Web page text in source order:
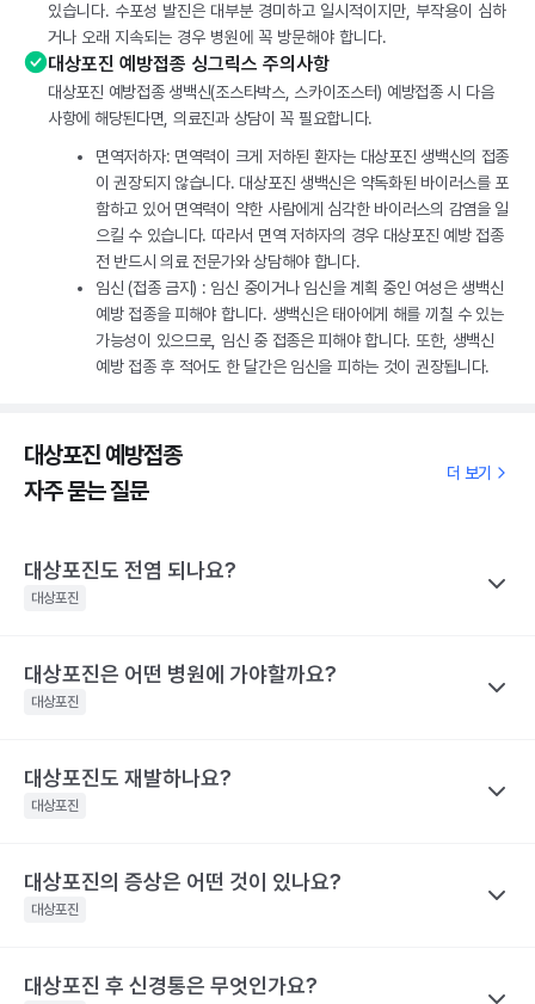
있습니다. 수포성 발진은 대부분 경미하고 일시적이지만, 부작용이 심하
거나 오래 지속되는 경우 병원에 꼭 방문해야 합니다.
대상포진 예방접종 싱그릭스 주의사항
대상포진 예방접종 생백신(조스타박스, 스카이조스터) 예방접종 시 다음
사항에 해당된다면, 의료진과 상담이 꼭 필요합니다.
면역저하자: 면역력이 크게 저하된 환자는 대상포진 생백신의 접종
이 권장되지 않습니다. 대상포진 생백신은 약독화된 바이러스를 포
함하고 있어 면역력이 약한 사람에게 심각한 바이러스의 감염을 일
으킬 수 있습니다. 따라서 면역 저하자의 경우 대상포진 예방 접종
전 반드시 의료 전문가와 상담해야 합니다.
임신 (접종 금지) : 임신 중이거나 임신을 계획 중인 여성은 생백신
예방 접종을 피해야 합니다. 생백신은 태아에게 해를 끼칠 수 있는
가능성이 있으므로, 임신 중 접종은 피해야 합니다. 또한, 생백신
예방 접종 후 적어도 한 달간은 임신을 피하는 것이 권장됩니다.
대상포진 예방접종
자주 묻는 질문
더 보기
대상포진도 전염 되나요?
대상포진
나만의닥터
대상포진이 특정 바이러스에 의해 유발된다고 하니 혹시 대상포진
수두는 비말을 통해 호흡기로 전염될 수 있고, 수포 진물을 접촉해도
전파될 수 있으므로 주의가 필요해요.
기 어려운 이유는 수포(물집) 때문이에요. 수포 안에는 활성화된 바
이러스가 들어 있기 때문에 만약 수포를 건드려 터트리면 이를 통해
한편, 대상포진 병변이 초기 단계인 발진 상태이거나 수포가 가라앉
대상포진은 어떤 병원에 가야할까요?
대상포진
나만의닥터
대상포진은 치료가 되고 난 후에도 통증이 지속되거나 후유증이 동
눈 주위에 난 대상포진 : 안과, 피부과, 통증의학과
등에 난 대상포진 : 피부과 및 통증의학과
해당 콘텐츠는 질환 지식 제공을 위해 만들어 진 것으로, 진료 행위 유도 및 특정 의약품
대상포진도 재발하나요?
대상포진
나만의닥터
네. 대상포진도 재발할 수 있어요. 실제로 해외에는 대상포진이 세
재발했다고 해요. 대상포진의 재발 확률은 대상포진의 통증 지속시
대상포진의 증상은 어떤 것이 있나요?
대상포진
나만의닥터
대상포진 후 신경통은 무엇인가요?